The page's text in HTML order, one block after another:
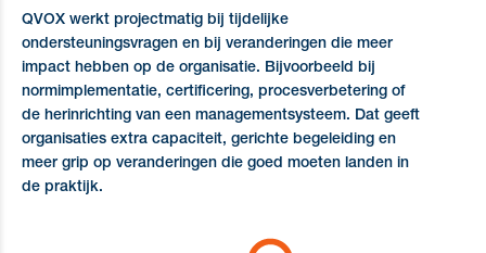
QVOX werkt projectmatig bij tijdelijke
ondersteuningsvragen en bij veranderingen die meer
impact hebben op de organisatie. Bijvoorbeeld bij
normimplementatie, certificering, procesverbetering of
de herinrichting van een managementsysteem. Dat geeft
organisaties extra capaciteit, gerichte begeleiding en
meer grip op veranderingen die goed moeten landen in
de praktijk.